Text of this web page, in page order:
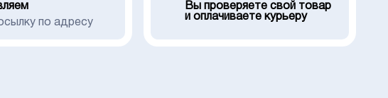
по адресу
Вы проверяете свой товар
и оплачиваете курьеру